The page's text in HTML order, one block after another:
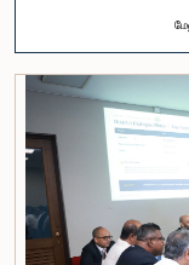
நியமித்துள்ளது.கௌரவ பொது
ஏ.எச்.எம்.எச்.அபயரத்ன அவர்கள்
விசேட குழுக் கூட்டத்தின் போதே
ஆண்டுகளில் வெளியிடப்பட்ட
அமைப்புகள் ஆகியவற்றினால்
தேர்தல் சீர்திருத்தங்கள்
மன்றத் தேர்தல் முறைக்காக கலப்பு
சிறுபான்மை குழுக்களின்
மேம்படுத்துதல், மின்னணு
வசதியை ஏற்படுத்துதல்
செலுத்தப்பட்டது.மேலும்,
வழங்குவது தொடர்பான